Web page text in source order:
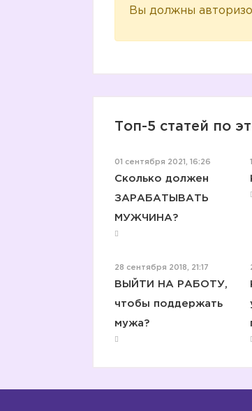
Вы должны
Топ-5 статей по
01 сентября 2021, 16:26
Сколько должен
ЗАРАБАТЫВАТЬ
МУЖЧИНА?
28 сентября 2018, 21:17
ВЫЙТИ НА РАБОТУ,
чтобы поддержать
мужа?